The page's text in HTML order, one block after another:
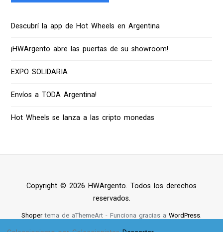
Descubrí la app de Hot Wheels en Argentina
¡HWArgento abre las puertas de su showroom!
EXPO SOLIDARIA
Envíos a TODA Argentina!
Hot Wheels se lanza a las cripto monedas
Copyright © 2026 HWArgento. Todos los derechos
reservados.
Shopertema de aThemeArt - Funciona gracias a WordPress.